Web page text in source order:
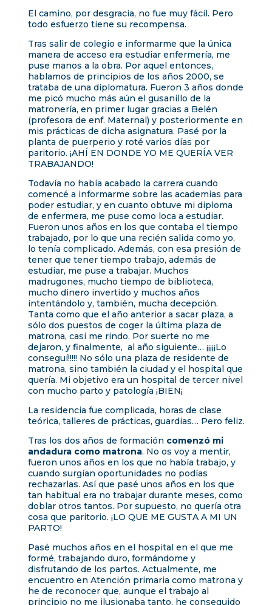
El camino, por desgracia, no fue muy fácil. Pero
todo esfuerzo tiene su recompensa.
Tras salir de colegio e informarme que la única
manera de acceso era estudiar enfermería, me
puse manos a la obra. Por aquel entonces,
hablamos de principios de los años 2000, se
trataba de una diplomatura. Fueron 3 años donde
me picó mucho más aún el gusanillo de la
matronería, en primer lugar gracias a Belén
(profesora de enf. Maternal) y posteriormente en
mis prácticas de dicha asignatura. Pasé por la
planta de puerperio y roté varios días por
paritorio. ¡AHÍ EN DONDE YO ME QUERÍA VER
TRABAJANDO!
Todavía no había acabado la carrera cuando
comencé a informarme sobre las academias para
poder estudiar, y en cuanto obtuve mi diploma
de enfermera, me puse como loca a estudiar.
Fueron unos años en los que contaba el tiempo
trabajado, por lo que una recién salida como yo,
lo tenía complicado. Además, con esa presión de
tener que tener tiempo trabajo, además de
estudiar, me puse a trabajar. Muchos
madrugones, mucho tiempo de biblioteca,
mucho dinero invertido y muchos años
intentándolo y, también, mucha decepción.
Tanta como que el año anterior a sacar plaza, a
sólo dos puestos de coger la última plaza de
matrona, casi me rindo. Por suerte no me
dejaron, y finalmente, al año siguiente… ¡¡¡¡¡Lo
conseguí!!!!! No sólo una plaza de residente de
matrona, sino también la ciudad y el hospital que
quería. Mi objetivo era un hospital de tercer nivel
con mucho parto y patología ¡BIEN¡
La residencia fue complicada, horas de clase
teórica, talleres de prácticas, guardias… Pero feliz.
Tras los dos años de formación comenzó mi
andadura como matrona. No os voy a mentir,
fueron unos años en los que no había trabajo, y
cuando surgían oportunidades no podías
rechazarlas. Así que pasé unos años en los que
tan habitual era no trabajar durante meses, como
doblar otros tantos. Por supuesto, no quería otra
cosa que paritorio. ¡LO QUE ME GUSTA A MI UN
PARTO!
Pasé muchos años en el hospital en el que me
formé, trabajando duro, formándome y
disfrutando de los partos. Actualmente, me
encuentro en Atención primaria como matrona y
he de reconocer que, aunque el trabajo al
principio no me ilusionaba tanto, he conseguido